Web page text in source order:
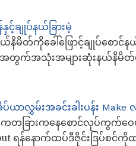
ချုပ်နယ်ခြားမဲ့
ယ်နိမိတ်ကိုခေါ်ဖြောင့်ချုပ်စေ
းအတွက်အသုံးအများဆုံးနယ်နိမိတ်
ာလွှမ်းအခင်းခါးပန်း Make
ကတခြားကနေစောင်လုပ်ကွက်ဝ
ရန်နောက်ထပ်ဒီဇိုင်းဒြပ်စ